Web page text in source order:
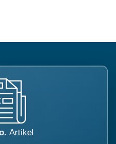
Artikel